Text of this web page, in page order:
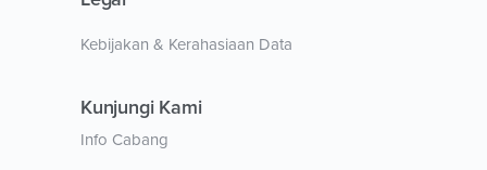
Kebijakan & Kerahasiaan Data
Kunjungi Kami
Info Cabang